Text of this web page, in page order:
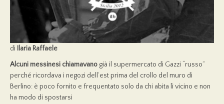
di Ilaria Raffaele
Alcuni messinesi chiamavano già il supermercato di Gazzi “russo”
perché ricordava i negozi dell’est prima del crollo del muro di
Berlino: è poco fornito e frequentato solo da chi abita lì vicino e non
ha modo di spostarsi